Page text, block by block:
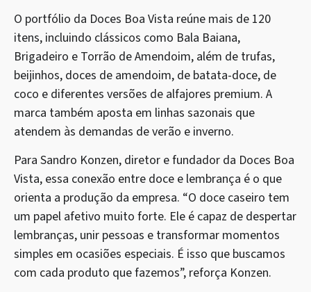
O portfólio da Doces Boa Vista reúne mais de 120
itens, incluindo clássicos como Bala Baiana,
Brigadeiro e Torrão de Amendoim, além de trufas,
beijinhos, doces de amendoim, de batata-doce, de
coco e diferentes versões de alfajores premium. A
marca também aposta em linhas sazonais que
atendem às demandas de verão e inverno.
Para Sandro Konzen, diretor e fundador da Doces Boa
Vista, essa conexão entre doce e lembrança é o que
orienta a produção da empresa. “O doce caseiro tem
um papel afetivo muito forte. Ele é capaz de despertar
lembranças, unir pessoas e transformar momentos
simples em ocasiões especiais. É isso que buscamos
com cada produto que fazemos”, reforça Konzen.